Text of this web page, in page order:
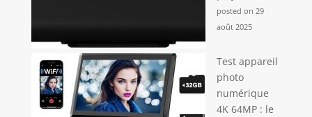
posted on 29
août 2025
Test appareil
photo
numérique
4K 64MP : le